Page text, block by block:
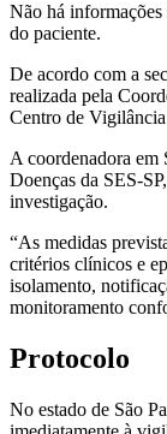
Não há
do paciente.
De acordo com a
realizada pela
Centro de
A coordenadora em
Doenças da SES-
investigação.
“As medidas
critérios clínicos e
isolamento,
monitoramento
Protocolo
No estado de São